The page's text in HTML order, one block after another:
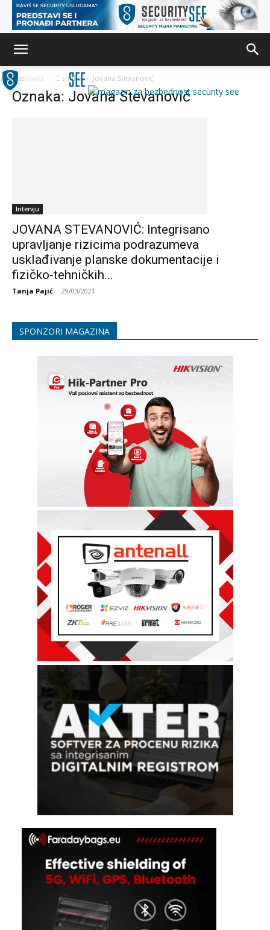
Naslovna Oznake Jovana Stevanović
Oznaka: Jovana Stevanović
Intervju
JOVANA STEVANOVIĆ: Integrisano
upravljanje rizicima podrazumeva
usklađivanje planske dokumentacije i
fizičko-tehničkih...
Tanja Pajić - 29/03/2021
SPONZORI MAGAZINA